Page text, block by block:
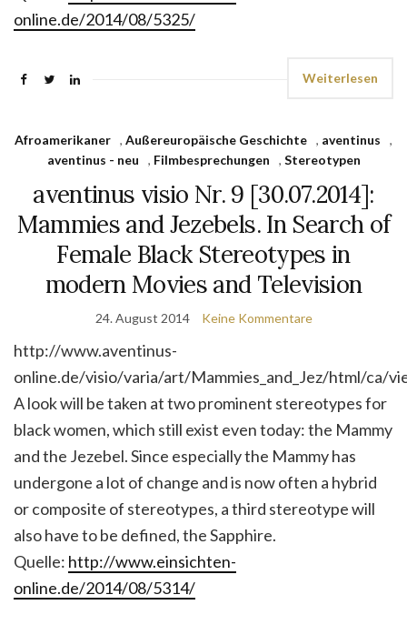
online.de/2014/08/5325/
Weiterlesen
Afroamerikaner , Außereuropäische Geschichte , aventinus
,
aventinus - neu
, Filmbesprechungen , Stereotypen
aventinus visio Nr. 9 [30.07.2014]:
Mammies and Jezebels. In Search of
Female Black Stereotypes in
modern Movies and Television
24. August 2014 Keine Kommentare
http://www.aventinus-
online.de/visio/varia/art/Mammies_and_Jez/html/ca/
A look will be taken at two prominent stereotypes for
black wo­men, which still exist even today: the Mammy
and the Jezebel. Since espe­cially the Mammy has
undergone a lot of change and is now often a hybrid
or composite of stereotypes, a third stereotype will
also have to be defined, the Sapphire.
Quelle: http://www.einsichten-
online.de/2014/08/5314/